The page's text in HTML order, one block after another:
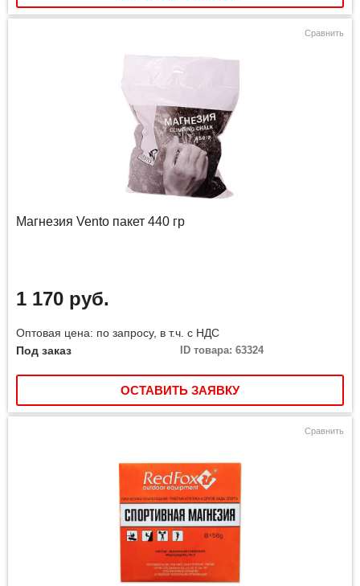
Сравнить
Магнезия Vento пакет 440 гр
1 170 руб.
Оптовая цена: по запросу, в т.ч. с НДС
Под заказ
ID товара: 63324
ОСТАВИТЬ ЗАЯВКУ
Сравнить